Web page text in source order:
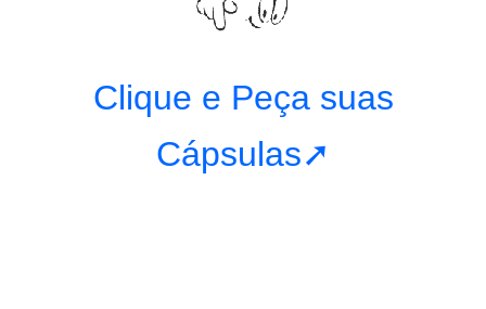
Clique e Peça suas
Cápsulas➚